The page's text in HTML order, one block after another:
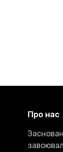
Про нас